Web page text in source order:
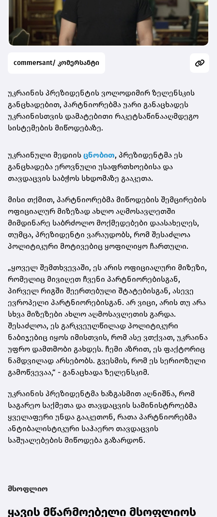
commersant/ კომერსანტი
უკრაინის პრეზიდენტის ვოლოდიმირ ზელენსკის
განცხადებით, პარტნიორებმა უარი განაცხადეს
უკრაინისთვის დამატებითი რაკეტსაწინააღმდეგო
სისტემების მიწოდებაზე.
უკრაინული მედიის ცნობით, პრეზიდენტმა ეს
განცხადება ეროვნული უსაფრთხოებისა და
თავდაცვის საბჭოს სხდომაზე გააკეთა.
მისი თქმით, პარტნიორებმა მიწოდების შემცირების
ოფიციალურ მიზეზად ახლო აღმოსავლეთში
მიმდინარე საბრძოლო მოქმედებები დაასახელეს,
თუმცა, პრეზიდენტი ვარაუდობს, რომ შესაძლოა
პოლიტიკური მოტივებიც ყოფილიყო ჩართული.
„ყოველ შემთხვევაში, ეს არის ოფიციალური მიზეზი,
რომელიც მივიღეთ ჩვენი პარტნიორებისგან,
პირველ რიგში შეერთებული შტატებისგან, ასევე
ევროპელი პარტნიორებისგან. არ ვიცი, არის თუ არა
სხვა მიზეზები ახლო აღმოსავლეთის გარდა.
შესაძლოა, ეს გარკვეულწილად პოლიტიკური
ნაბიჯებიც იყოს იმისთვის, რომ ასე ვთქვათ, უკრაინა
უფრო დამთმობი გახდეს. ჩემი აზრით, ეს ფაქტორიც
ნამდვილად არსებობს. გვესმის, რომ ეს სერიოზული
გამოწვევაა,“ - განაცხადა ზელენსკიმ.
უკრაინის პრეზიდენტმა ხაზგასმით აღნიშნა, რომ
საგარეო საქმეთა და თავდაცვის სამინისტროებმა
ყველაფერი უნდა გააკეთონ, რათა პარტნიორებმა
ანტიბალისტიკური საჰაერო თავდაცვის
საშუალებების მიწოდება გაზარდონ.
მსოფლიო
ყავის მწარმოებელი მსოფლიოს